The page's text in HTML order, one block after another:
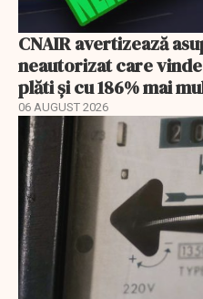
CNAIR avertizează
neautorizat care
plăti și cu 186% mai
06 AUGUST 2026